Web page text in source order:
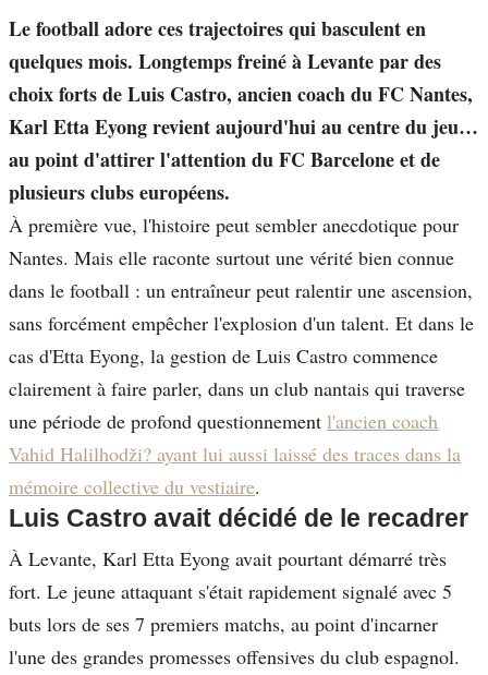
Le football adore ces trajectoires qui basculent en
quelques mois. Longtemps freiné à Levante par des
choix forts de Luis Castro, ancien coach du FC Nantes,
Karl Etta Eyong revient aujourd'hui au centre du jeu…
au point d'attirer l'attention du FC Barcelone et de
plusieurs clubs européens.
À première vue, l'histoire peut sembler anecdotique pour
Nantes. Mais elle raconte surtout une vérité bien connue
dans le football : un entraîneur peut ralentir une ascension,
sans forcément empêcher l'explosion d'un talent. Et dans le
cas d'Etta Eyong, la gestion de Luis Castro commence
clairement à faire parler, dans un club nantais qui traverse
une période de profond questionnement l'ancien coach
Vahid Halilhodži? ayant lui aussi laissé des traces dans la
mémoire collective du vestiaire.
Luis Castro avait décidé de le recadrer
À Levante, Karl Etta Eyong avait pourtant démarré très
fort. Le jeune attaquant s'était rapidement signalé avec 5
buts lors de ses 7 premiers matchs, au point d'incarner
l'une des grandes promesses offensives du club espagnol.